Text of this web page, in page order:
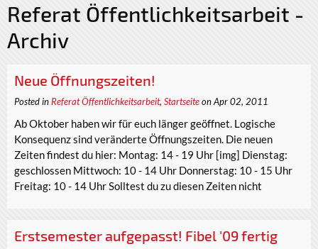
Referat Öffentlichkeitsarbeit -
Archiv
Neue Öffnungszeiten!
Posted inReferat Öffentlichkeitsarbeit, Startseiteon Apr 02, 2011
Ab Oktober haben wir für euch länger geöffnet. Logische
Konsequenz sind veränderte Öffnungszeiten. Die neuen
Zeiten findest du hier: Montag: 14 - 19 Uhr [img] Dienstag:
geschlossen Mittwoch: 10 - 14 Uhr Donnerstag: 10 - 15 Uhr
Freitag: 10 - 14 Uhr Solltest du zu diesen Zeiten nicht
Erstsemester aufgepasst! Fibel '09 fertig